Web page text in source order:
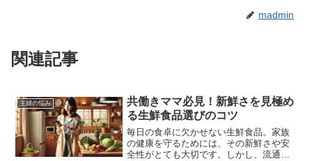
madmin
関連記事
主婦の悩み
共働きママ必見！新鮮さを見極め
る生鮮食品選びのコツ
毎日の食卓に欠かせない生鮮食品。家族
の健康を守るためには、その新鮮さや安
全性がとても大切です。しかし、流通経